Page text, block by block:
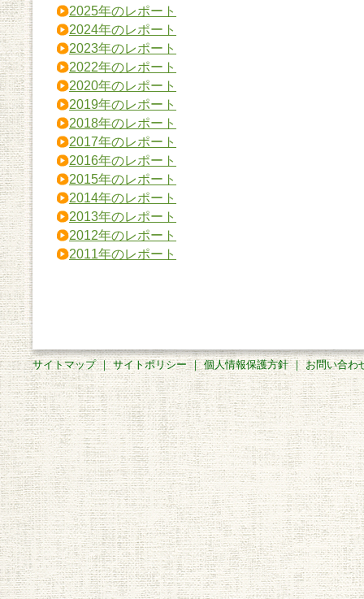
2025年のレポート
2024年のレポート
2023年のレポート
2022年のレポート
2020年のレポート
2019年のレポート
2018年のレポート
2017年のレポート
2016年のレポート
2015年のレポート
2014年のレポート
2013年のレポート
2012年のレポート
2011年のレポート
サイトマップ｜サイトポリシー｜個人情報保護方針｜お問い合わ